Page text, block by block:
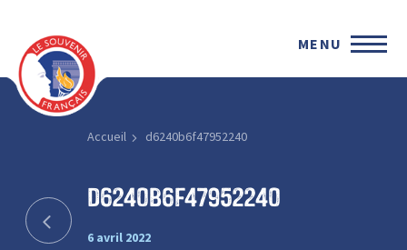
MENU
Accueil d6240b6f47952240
d6240b6f47952240
6 avril 2022